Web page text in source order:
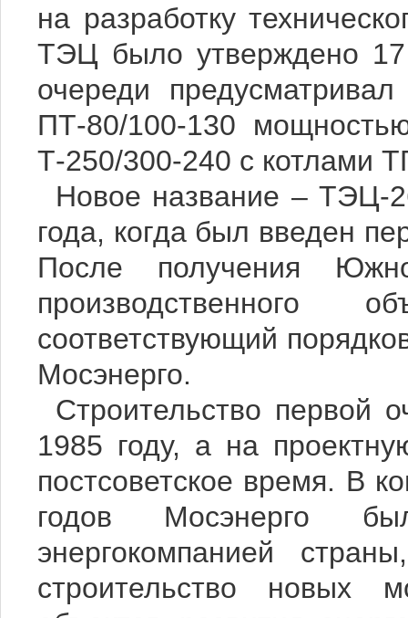
на разработку
ТЭЦ было утверждено 17
очереди предусматривал
ПТ-80/100-130
Т-250/300-240 с котлами
Новое название – ТЭЦ-
года, когда был введен
После получения
соответствующий
Мосэнерго.
Строительство первой
1985 году, а на
постсоветское время. В
годов Мосэнерго
энергокомпанией
строительство новых